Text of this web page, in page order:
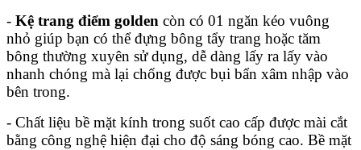
- Kệ trang điểm golden còn có 01 ngăn kéo vuông
nhỏ giúp bạn có thể đựng bông tẩy trang hoặc tăm
bông thường xuyên sử dụng, dễ dàng lấy ra lấy vào
nhanh chóng mà lại chống được bụi bẩn xâm nhập vào
bên trong.
- Chất liệu bề mặt kính trong suốt cao cấp được mài cắt
bằng công nghệ hiện đại cho độ sáng bóng cao. Bề mặt